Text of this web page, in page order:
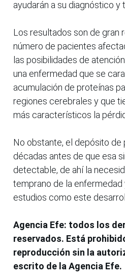
ayudarán a su diagnóstico y
Los resultados son de gran
número de pacientes
las posibilidades de
una enfermedad que se
acumulación de proteínas
regiones cerebrales y que
más característicos la
No obstante, el depósito de
décadas antes de que esa
detectable, de ahí la
temprano de la enfermedad
estudios como este
Agencia Efe: todos los
reservados. Está
reproducción sin la
escrito de la Agencia Efe.